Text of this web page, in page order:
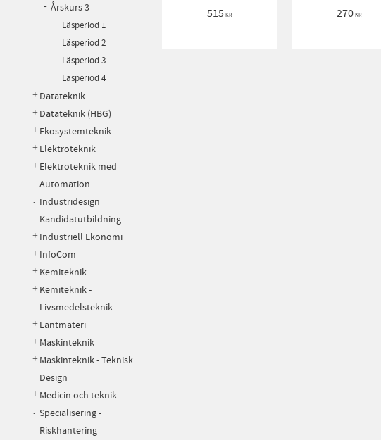
515 KR 270KR
Årskurs 3
Läsperiod 1
Läsperiod 2
Läsperiod 3
Läsperiod 4
Datateknik
Datateknik (HBG)
Ekosystemteknik
Elektroteknik
Elektroteknik med
Automation
Industridesign
Kandidatutbildning
Industriell Ekonomi
InfoCom
Kemiteknik
Kemiteknik -
Livsmedelsteknik
Lantmäteri
Maskinteknik
Maskinteknik - Teknisk
Design
Medicin och teknik
Specialisering -
Riskhantering